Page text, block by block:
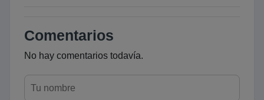
Comentarios
No hay comentarios todavía.